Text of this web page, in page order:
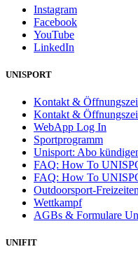
Instagram
Facebook
YouTube
LinkedIn
UNISPORT
Kontakt &
Kontakt &
WebApp Log In
Sportprogramm
Unisport: Abo
FAQ: How To
FAQ: How To
Outdoorsport-Freizeiten
Wettkampf
AGBs & Formulare
UNIFIT